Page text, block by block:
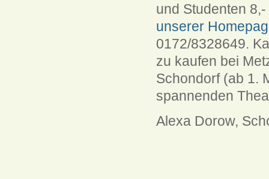
und Studenten
unserer
0172/8328649.
zu kaufen bei
Schondorf (ab 1.
spannenden
Alexa Dorow,